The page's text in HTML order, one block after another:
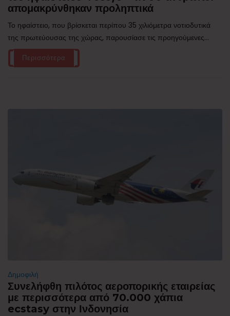
απομακρύνθηκαν προληπτικά
Το ηφαίστειο, που βρίσκεται περίπου 35 χιλιόμετρα νοτιοδυτικά
της πρωτεύουσας της χώρας, παρουσίασε τις προηγούμενες...
Περισσότερα
Δημοφιλή
Συνελήφθη πιλότος αεροπορικής εταιρείας
με περισσότερα από 70.000 χάπια
ecstasy στην Ινδονησία